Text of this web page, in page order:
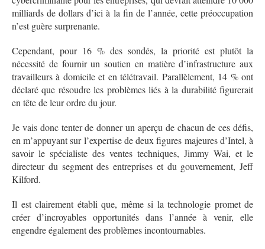
milliards de dollars d’ici à la fin de l’année, cette préoccupation
n’est guère surprenante.
Cependant, pour 16 % des sondés, la priorité est plutôt la
nécessité de fournir un soutien en matière d’infrastructure aux
travailleurs à domicile et en télétravail. Parallèlement, 14 % ont
déclaré que résoudre les problèmes liés à la durabilité figurerait
en tête de leur ordre du jour.
Je vais donc tenter de donner un aperçu de chacun de ces défis,
en m’appuyant sur l’expertise de deux figures majeures d’Intel, à
savoir le spécialiste des ventes techniques, Jimmy Wai, et le
directeur du segment des entreprises et du gouvernement, Jeff
Kilford.
Il est clairement établi que, même si la technologie promet de
créer d’incroyables opportunités dans l’année à venir, elle
engendre également des problèmes incontournables.